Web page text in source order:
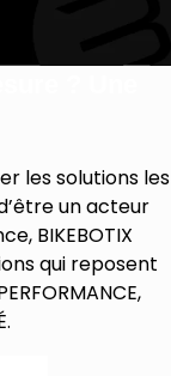
les solutions les
un acteur
BIKEBOTIX
qui reposent